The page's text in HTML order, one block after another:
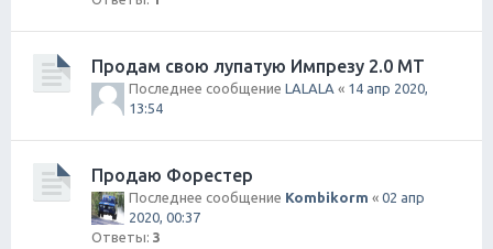
Продам свою лупатую Импрезу 2.0 МТ
Последнее сообщение LALALA « 14 апр 2020,
13:54
Продаю Форестер
Последнее сообщение Kombikorm « 02 апр
2020, 00:37
Ответы: 3